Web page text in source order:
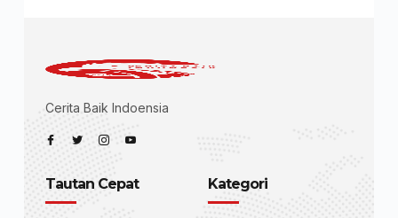
Cerita Baik Indoensia
Tautan Cepat Kategori